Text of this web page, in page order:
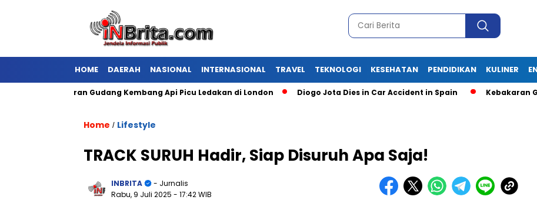
HOME DAERAH NASIONAL INTERNASIONAL TRAVEL TEKNOLOGI KESEHATAN PENDIDIKAN KULINER
Kebakaran Gudang Kembang Api Picu Ledakan di London Diogo Jota Dies in Car Accident in Spain Kebakaran
Home / Lifestyle
TRACK SURUH Hadir, Siap Disuruh Apa Saja!
INBRITA
- Jurnalis
Rabu, 9 Juli 2025 - 17:42 WIB